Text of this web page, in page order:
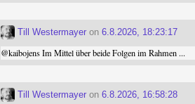
Till Westermayer on6.8.2026, 18:23:17
@kaibojensIm Mittel über beide Folgen im Rahmen ...
Till Westermayer on6.8.2026, 16:58:28